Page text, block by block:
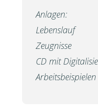
Anlagen:
Lebenslauf
Zeugnisse
CD mit
Arbeitsbeispielen